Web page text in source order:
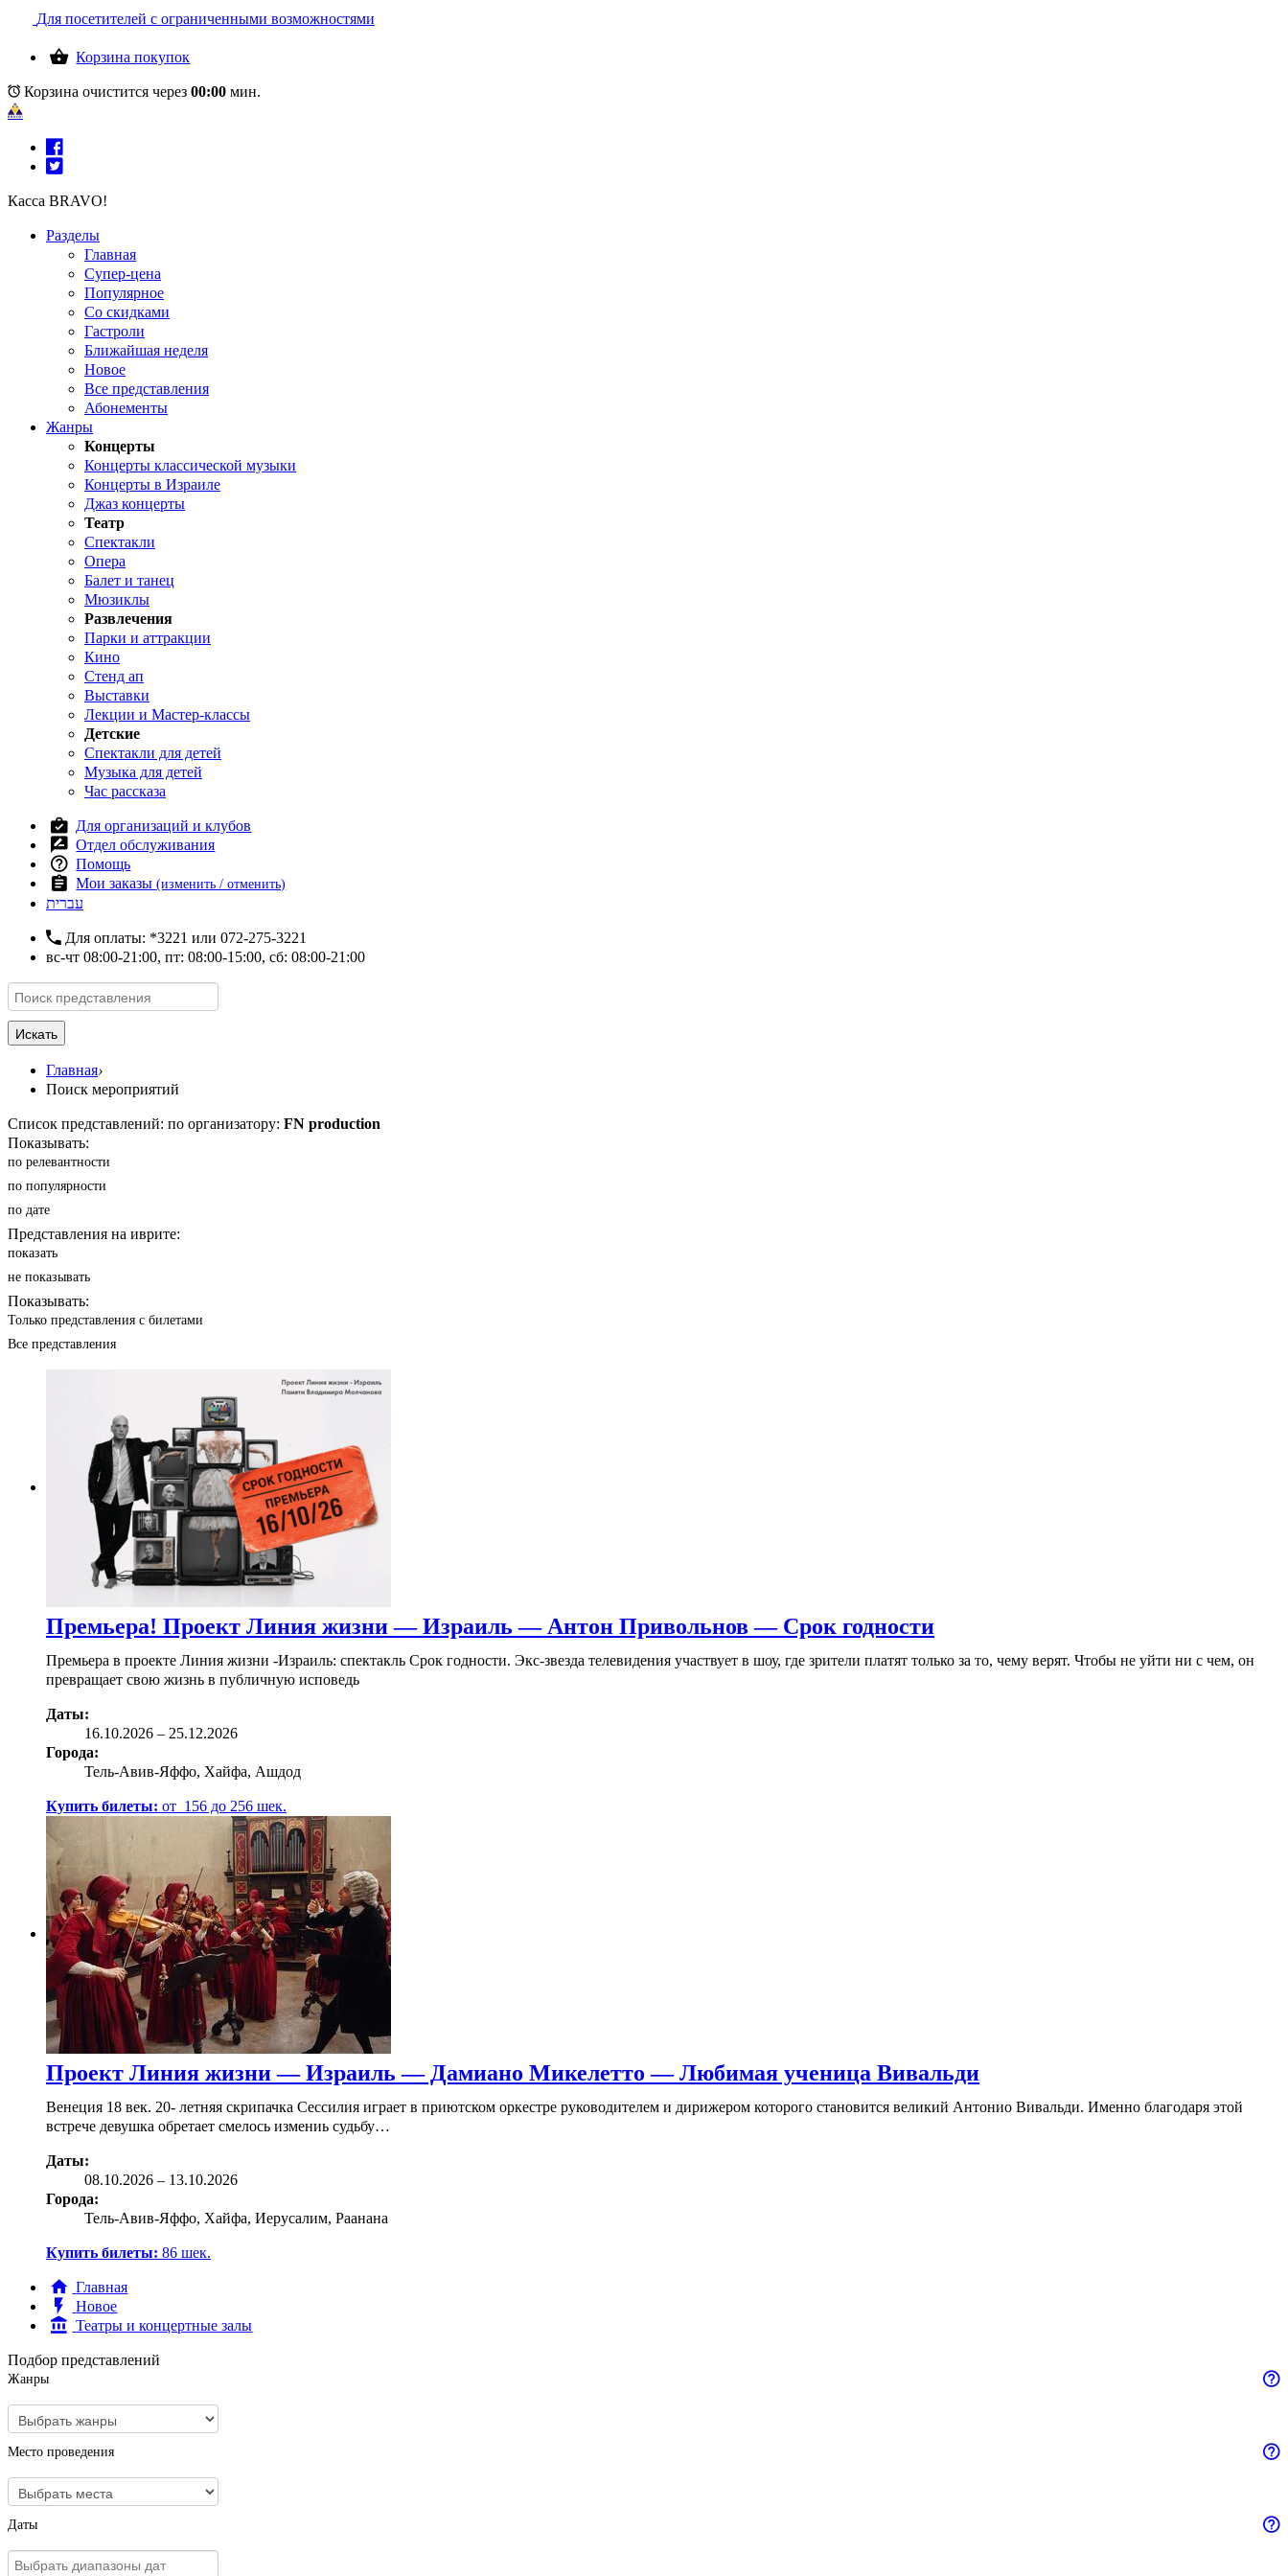
Для посетителей с ограниченными возможностями
Корзина покупок
Корзина очистится через 00:00 мин.
Касса BRAVO!
Разделы
Главная
Супер-цена
Популярное
Со скидками
Гастроли
Ближайшая неделя
Новое
Все представления
Абонементы
Жанры
Концерты
Концерты классической музыки
Концерты в Израиле
Джаз концерты
Театр
Спектакли
Опера
Балет и танец
Мюзиклы
Развлечения
Парки и аттракции
Кино
Стенд ап
Выставки
Лекции и Мастер-классы
Детские
Спектакли для детей
Музыка для детей
Час рассказа
Для организаций и клубов
Отдел обслуживания
Помощь
Мои заказы(изменить / отменить)
עברית
Для оплаты: *3221 или 072-275-3221
вс-чт 08:00-21:00, пт: 08:00-15:00, сб: 08:00-21:00
Искать
Главная›
Поиск мероприятий
Список представлений: по организатору: FN production
Показывать:
по релевантности
по популярности
по дате
Представления на иврите:
показать
не показывать
Показывать:
Только представления с билетами
Все представления
Премьера! Проект Линия жизни — Израиль — Антон Привольнов — Срок годности
Премьера в проекте Линия жизни -Израиль: спектакль Срок годности. Экс-звезда телевидения участвует в шоу, где зрители платят только за то, чему верят. Чтобы не уйти ни с чем, он
превращает свою жизнь в публичную исповедь
Даты:
16.10.2026 – 25.12.2026
Города:
Тель-Авив-Яффо, Хайфа, Ашдод
Купить билеты: от 156 до 256 шек.
Проект Линия жизни — Израиль — Дамиано Микелетто — Любимая ученица Вивальди
Венеция 18 век. 20- летняя скрипачка Сессилия играет в приютском оркестре руководителем и дирижером которого становится великий Антонио Вивальди. Именно благодаря этой
встрече девушка обретает смелось измениь судьбу…
Даты:
08.10.2026 – 13.10.2026
Города:
Тель-Авив-Яффо, Хайфа, Иерусалим, Раанана
Купить билеты: 86 шек.
Главная
Новое
Театры и концертные залы
Подбор представлений
Жанры
Место проведения
Даты